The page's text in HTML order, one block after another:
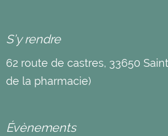
S’y rendre
62 route de castres, 33650
de la pharmacie)
Évènements